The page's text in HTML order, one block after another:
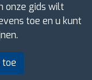
onze gids wilt
toe en u kunt
toe